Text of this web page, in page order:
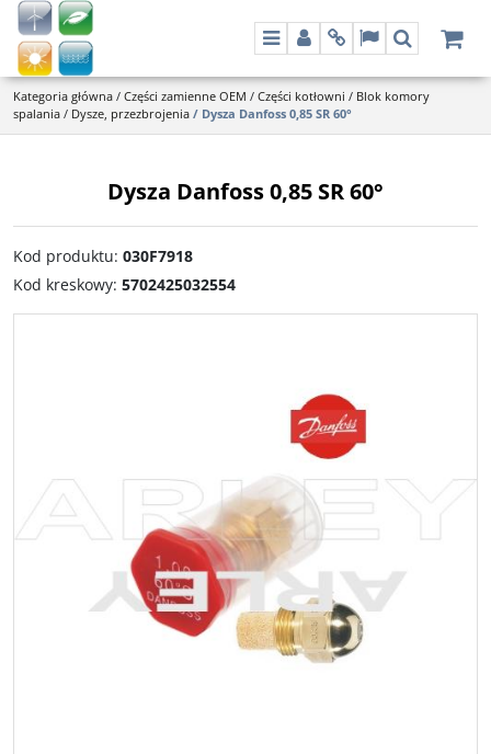
MenuPanelInfoLangSzukaj
Kategoria główna / Części zamienne OEM / Części kotłowni / Blok komory
spalania / Dysze, przezbrojenia / Dysza Danfoss 0,85 SR 60°
Dysza Danfoss 0,85 SR 60°
Kod produktu: 030F7918
Kod kreskowy: 5702425032554